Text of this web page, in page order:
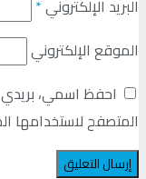
البريد الإلكتروني*
الموقع الإلكتروني
احفظ اسمي، بريدي
المتصفح لاستخدامها